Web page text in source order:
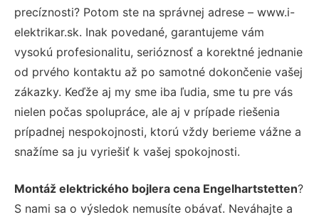
precíznosti? Potom ste na správnej adrese – www.i-
elektrikar.sk. Inak povedané, garantujeme vám
vysokú profesionalitu, serióznosť a korektné jednanie
od prvého kontaktu až po samotné dokončenie vašej
zákazky. Keďže aj my sme iba ľudia, sme tu pre vás
nielen počas spolupráce, ale aj v prípade riešenia
prípadnej nespokojnosti, ktorú vždy berieme vážne a
snažíme sa ju vyriešiť k vašej spokojnosti.
Montáž elektrického bojlera cena Engelhartstetten?
S nami sa o výsledok nemusíte obávať. Neváhajte a